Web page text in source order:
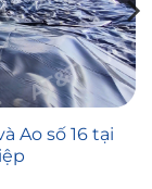
Ao số 16 tại